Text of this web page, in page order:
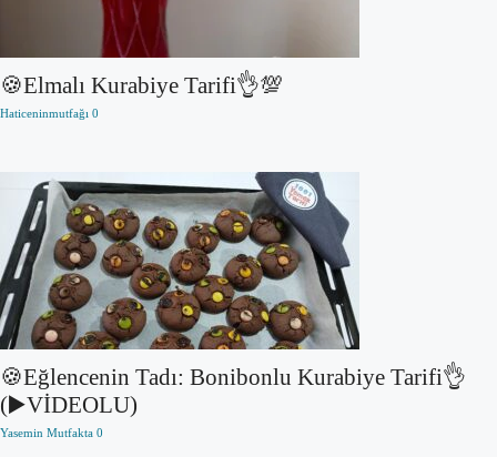
🍪Elmalı Kurabiye Tarifi👌💯
Haticeninmutfağı 0
🍪Eğlencenin Tadı: Bonibonlu Kurabiye Tarifi👌
(▶️VİDEOLU)
Yasemin Mutfakta 0